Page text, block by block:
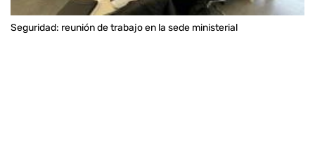
Seguridad: reunión de trabajo en la sede ministerial